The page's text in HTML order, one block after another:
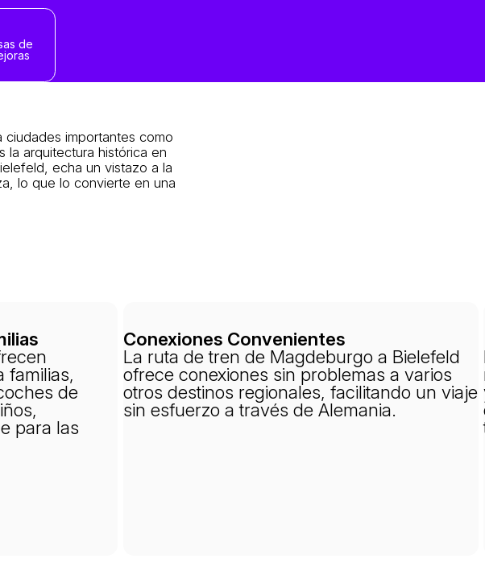
de
importantes como
la arquitectura histórica en
echa un vistazo a la
lo que lo convierte en una
familias,
de
para las
Conexiones Convenientes
La ruta de tren de Magdeburgo a Bielefeld
ofrece conexiones sin problemas a varios
otros destinos regionales, facilitando un viaje
sin esfuerzo a través de Alemania.